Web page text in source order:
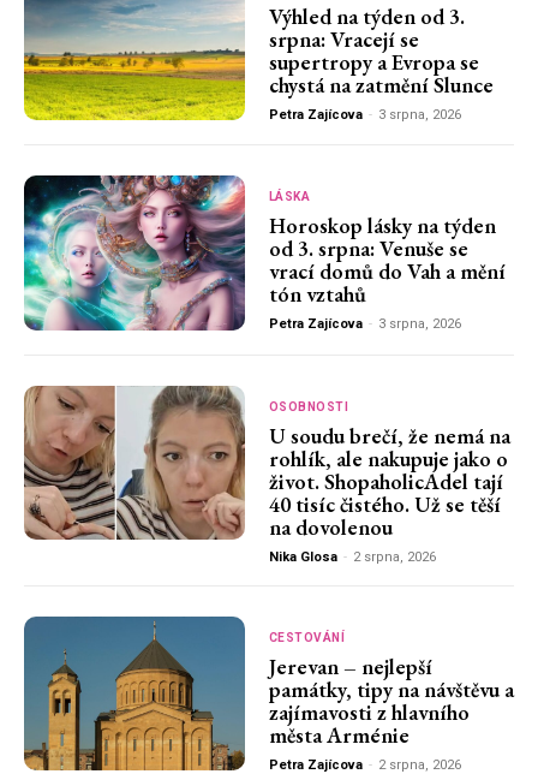
Výhled na týden od 3.
srpna: Vracejí se
supertropy a Evropa se
chystá na zatmění Slunce
Petra Zajícova - 3 srpna, 2026
LÁSKA
Horoskop lásky na týden
od 3. srpna: Venuše se
vrací domů do Vah a mění
tón vztahů
Petra Zajícova - 3 srpna, 2026
OSOBNOSTI
U soudu brečí, že nemá na
rohlík, ale nakupuje jako o
život. ShopaholicAdel tají
40 tisíc čistého. Už se těší
na dovolenou
Nika Glosa - 2 srpna, 2026
CESTOVÁNÍ
Jerevan – nejlepší
památky, tipy na návštěvu a
zajímavosti z hlavního
města Arménie
Petra Zajícova - 2 srpna, 2026